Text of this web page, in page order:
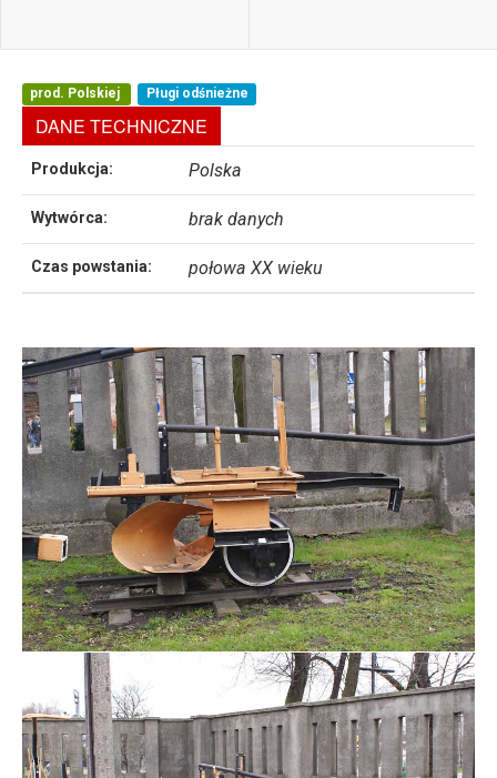
prod. Polskiej Pługi odśnieżne
DANE TECHNICZNE
Produkcja: Polska
Wytwórca: brak danych
Czas powstania: połowa XX wieku